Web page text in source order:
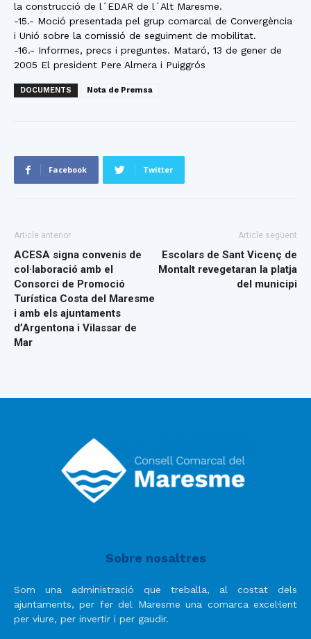
la construcció de l´EDAR de l´Alt Maresme.
-15.- Moció presentada pel grup comarcal de Convergència
i Unió sobre la comissió de seguiment de mobilitat.
-16.- Informes, precs i preguntes. Mataró, 13 de gener de
2005 El president Pere Almera i Puiggrós
DOCUMENTS Nota de Premsa
Facebook Twitter
Article anterior
ACESA signa convenis de
col·laboració amb el
Consorci de Promoció
Turística Costa del Maresme
i amb els ajuntaments
d’Argentona i Vilassar de
Mar
Article següent
Escolars de Sant Vicenç de
Montalt revegetaran la platja
del municipi
Sobre nosaltres
Som una administració que treballa, al costat dels
ajuntaments, per fer del Maresme una comarca excel·lent
per viure, per invertir i per gaudir.